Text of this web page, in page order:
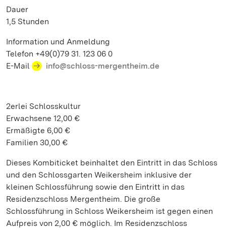
Dauer
1,5 Stunden
Information und Anmeldung
Telefon +49(0)79 31. 123 06 0
E-Mail
info@schloss-mergentheim.de
2erlei Schlosskultur
Erwachsene 12,00 €
Ermäßigte 6,00 €
Familien 30,00 €
Dieses Kombiticket beinhaltet den Eintritt in das Schloss
und den Schlossgarten Weikersheim inklusive der
kleinen Schlossführung sowie den Eintritt in das
Residenzschloss Mergentheim. Die große
Schlossführung in Schloss Weikersheim ist gegen einen
Aufpreis von 2,00 € möglich. Im Residenzschloss